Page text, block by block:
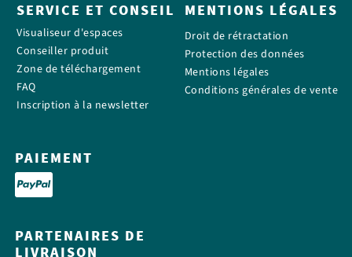
SERVICE ET CONSEIL
Visualiseur d'espaces
Conseiller produit
Zone de téléchargement
FAQ
Inscription à la newsletter
MENTIONS LÉGALES
Droit de rétractation
Protection des données
Mentions légales
Conditions générales de vente
PAIEMENT
PARTENAIRES DE
LIVRAISON